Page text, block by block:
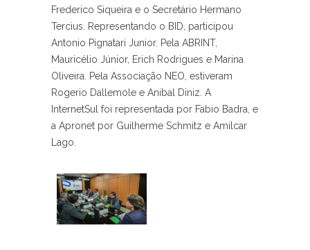
Frederico Siqueira e o Secretário Hermano
Tercius. Representando o BID, participou
Antonio Pignatari Junior. Pela ABRINT,
Mauricélio Júnior, Erich Rodrigues e Marina
Oliveira. Pela Associação NEO, estiveram
Rogerio Dallemole e Anibal Diniz. A
InternetSul foi representada por Fabio Badra, e
a Apronet por Guilherme Schmitz e Amilcar
Lago.